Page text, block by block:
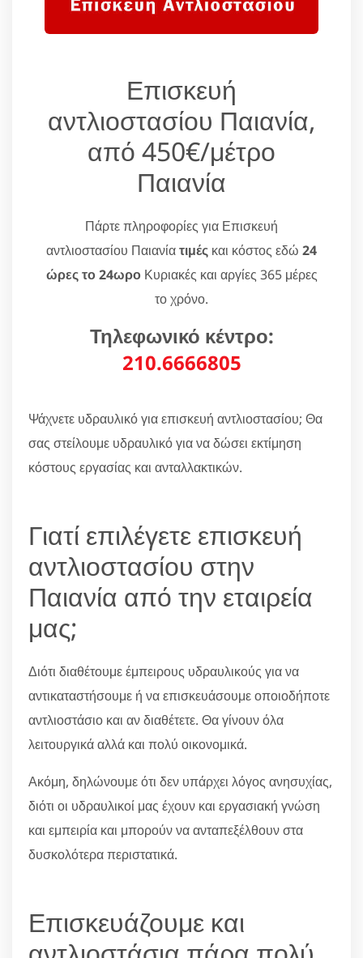
Επισκευή
αντλιοστασίου Παιανία,
από 450€/μέτρο
Παιανία
Πάρτε πληροφορίες για Επισκευή
αντλιοστασίου Παιανίατιμές και κόστος εδώ 24
ώρες το 24ωροΚυριακές και αργίες 365 μέρες
το χρόνο.
Τηλεφωνικό κέντρο:
210.6666805
Ψάχνετε υδραυλικό για επισκευή αντλιοστασίου; Θα
σας στείλουμε υδραυλικό για να δώσει εκτίμηση
κόστους εργασίας και ανταλλακτικών.
Γιατί επιλέγετε επισκευή
αντλιοστασίου στην
Παιανία από την εταιρεία
μας;
Διότι διαθέτουμε έμπειρους υδραυλικούς για να
αντικαταστήσουμε ή να επισκευάσουμε οποιοδήποτε
αντλιοστάσιο και αν διαθέτετε. Θα γίνουν όλα
λειτουργικά αλλά και πολύ οικονομικά.
Ακόμη, δηλώνουμε ότι δεν υπάρχει λόγος ανησυχίας,
διότι οι υδραυλικοί μας έχουν και εργασιακή γνώση
και εμπειρία και μπορούν να ανταπεξέλθουν στα
δυσκολότερα περιστατικά.
Επισκευάζουμε και